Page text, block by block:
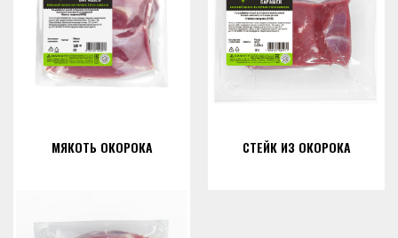
МЯКОТЬ ОКОРОКА СТЕЙК ИЗ ОКОРОКА